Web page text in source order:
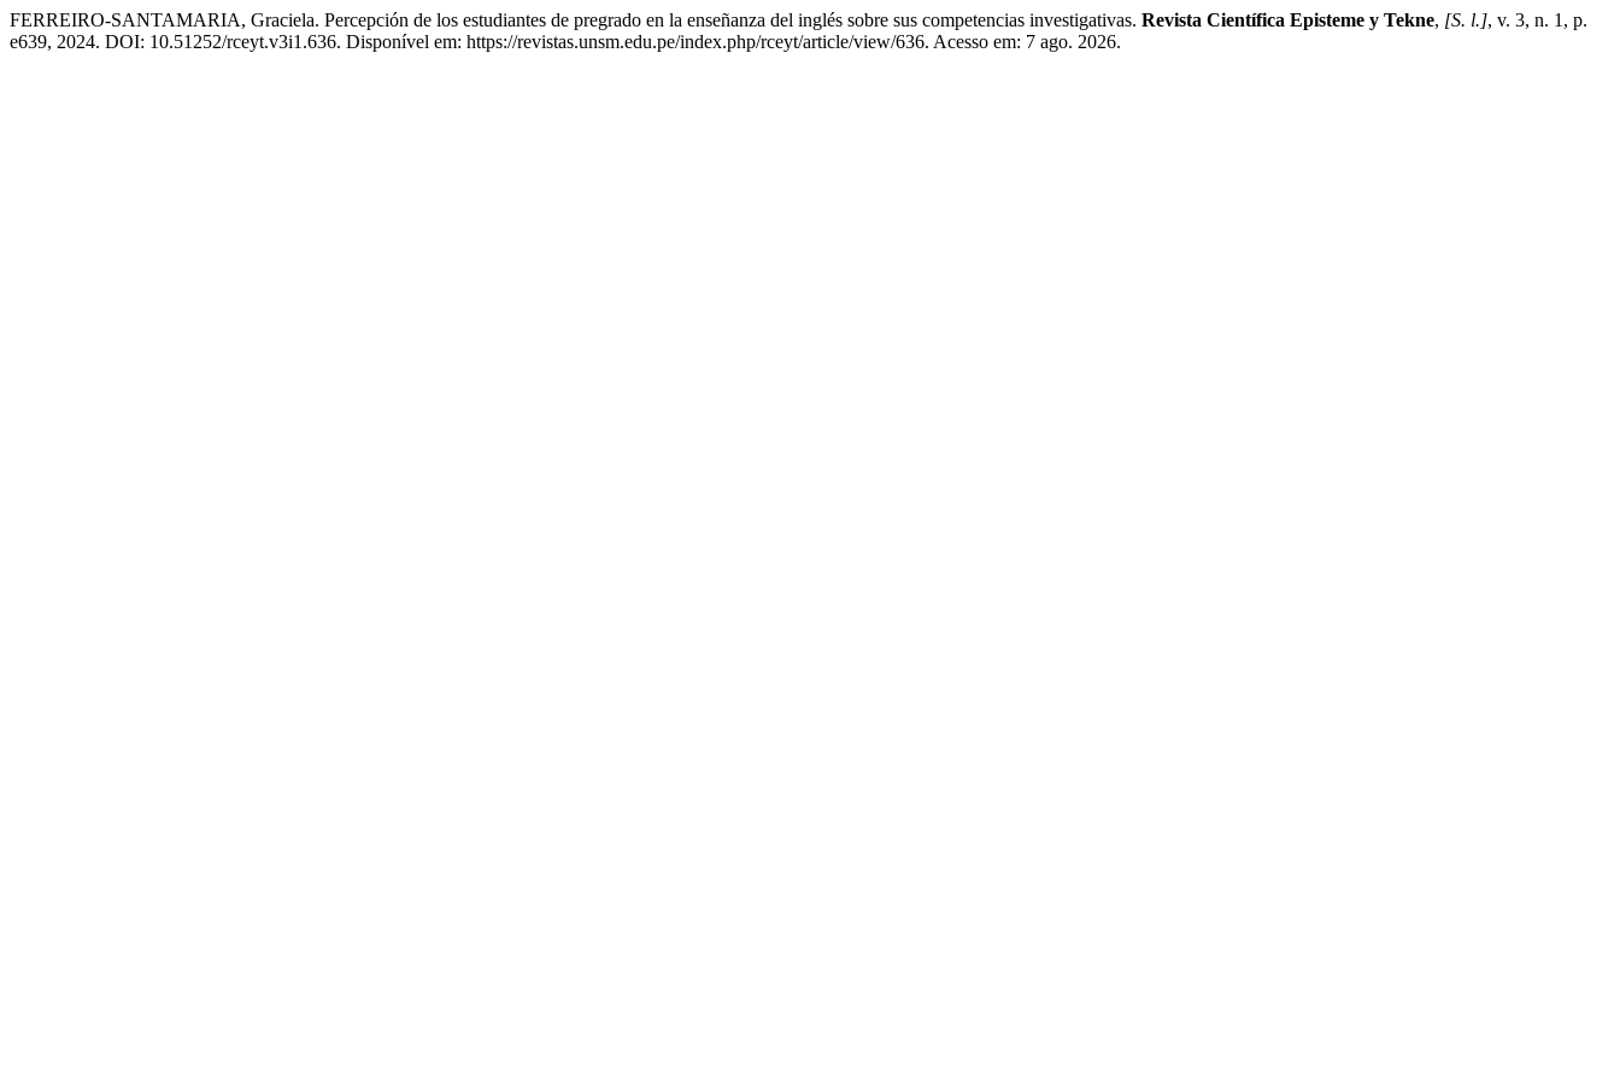
FERREIRO-SANTAMARIA, Graciela. Percepción de los estudiantes de pregrado en la enseñanza del inglés sobre sus competencias investigativas. Revista Científica Episteme y Tekne, [S. l.], v. 3, n. 1, p.
e639, 2024. DOI: 10.51252/rceyt.v3i1.636. Disponível em: https://revistas.unsm.edu.pe/index.php/rceyt/article/view/636. Acesso em: 7 ago. 2026.